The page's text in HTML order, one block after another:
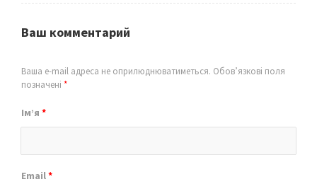
Ваш комментарий
Ваша e-mail адреса не оприлюднюватиметься. Обов’язкові поля
позначені *
Ім’я *
Email*